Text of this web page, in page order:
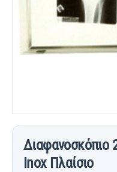
Διαφανοσκόπιο
Inox Πλαίσιο